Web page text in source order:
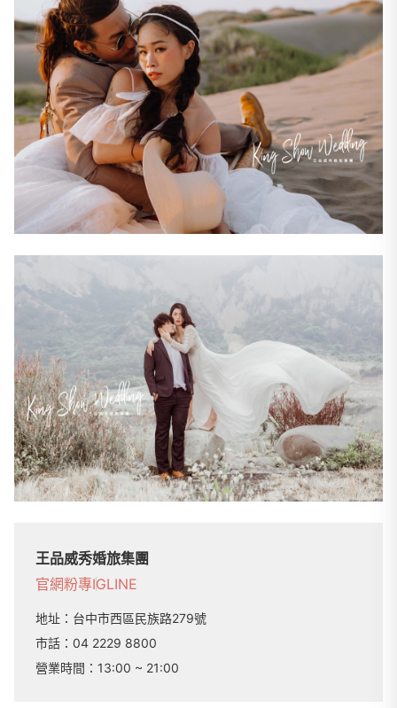
王品威秀婚旅集團
官網粉專IGLINE
地址： 台中市西區民族路279號
市話： 04 2229 8800
營業時間： 13:00 ~ 21:00